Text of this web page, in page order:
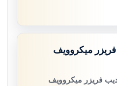
ميكروويف
فريزر ميكروويف